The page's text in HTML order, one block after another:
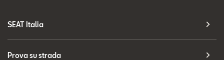
SEAT Italia
Prova su strada